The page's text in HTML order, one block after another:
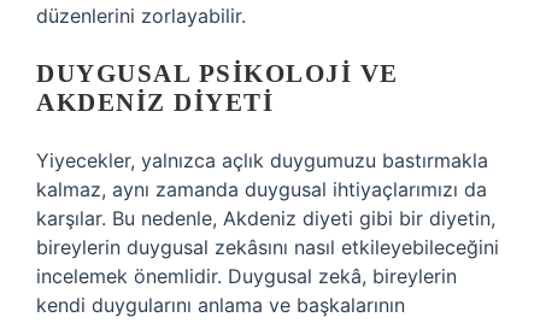
düzenlerini zorlayabilir.
DUYGUSAL PSIKOLOJI VE
AKDENIZ DIYETI
Yiyecekler, yalnızca açlık duygumuzu bastırmakla
kalmaz, aynı zamanda duygusal ihtiyaçlarımızı da
karşılar. Bu nedenle, Akdeniz diyeti gibi bir diyetin,
bireylerin duygusal zekâsını nasıl etkileyebileceğini
incelemek önemlidir. Duygusal zekâ, bireylerin
kendi duygularını anlama ve başkalarının